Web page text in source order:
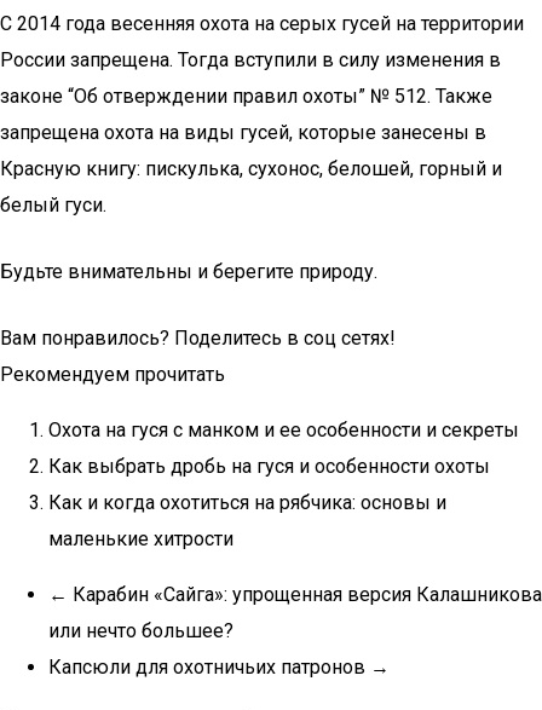
С 2014 года весенняя охота на серых гусей на территории
России запрещена. Тогда вступили в силу изменения в
законе “Об отверждении правил охоты” № 512. Также
запрещена охота на виды гусей, которые занесены в
Красную книгу: пискулька, сухонос, белошей, горный и
белый гуси.
Будьте внимательны и берегите природу.
Вам понравилось? Поделитесь в соц сетях!
Рекомендуем прочитать
Охота на гуся с манком и ее особенности и секреты
Как выбрать дробь на гуся и особенности охоты
Как и когда охотиться на рябчика: основы и
маленькие хитрости
← Карабин «Сайга»: упрощенная версия Калашникова
или нечто большее?
Капсюли для охотничьих патронов →